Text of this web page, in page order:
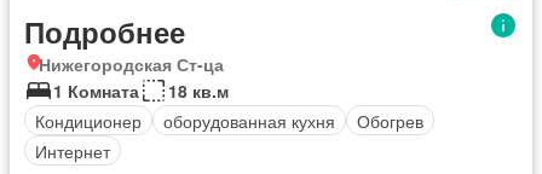
Подробнее
Нижегородская Ст-ца
1 Комната
18 кв.м
Кондиционер
оборудованная кухня
Обогрев
Интернет